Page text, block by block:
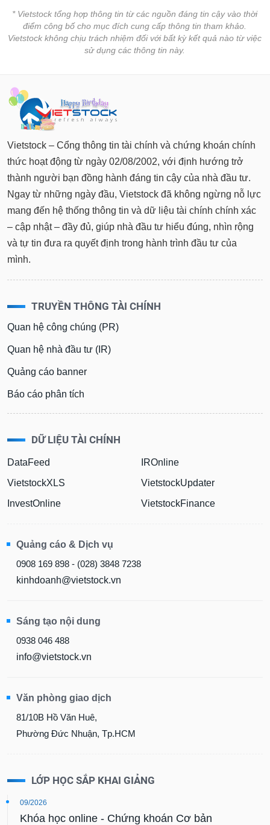
* Vietstock tổng hợp thông tin từ các nguồn đáng tin cậy vào thời
điểm công bố cho mục đích cung cấp thông tin tham khảo.
Vietstock không chịu trách nhiệm đối với bất kỳ kết quả nào từ việc
sử dụng các thông tin này.
Vietstock – Cổng thông tin tài chính và chứng khoán chính
thức hoạt động từ ngày 02/08/2002, với định hướng trở
thành người bạn đồng hành đáng tin cậy của nhà đầu tư.
Ngay từ những ngày đầu, Vietstock đã không ngừng nỗ lực
mang đến hệ thống thông tin và dữ liệu tài chính chính xác
– cập nhật – đầy đủ, giúp nhà đầu tư hiểu đúng, nhìn rộng
và tự tin đưa ra quyết định trong hành trình đầu tư của
mình.
TRUYỀN THÔNG TÀI CHÍNH
Quan hệ công chúng (PR)
Quan hệ nhà đầu tư (IR)
Quảng cáo banner
Báo cáo phân tích
DỮ LIỆU TÀI CHÍNH
DataFeed
VietstockXLS
InvestOnline
IROnline
VietstockUpdater
VietstockFinance
Quảng cáo & Dịch vụ
0908 169 898 - (028) 3848 7238
kinhdoanh@vietstock.vn
Sáng tạo nội dung
0938 046 488
info@vietstock.vn
Văn phòng giao dịch
81/10B Hồ Văn Huê,
Phường Đức Nhuận, Tp.HCM
LỚP HỌC SẮP KHAI GIẢNG
09/2026
Khóa học online - Chứng khoán Cơ bản
chính